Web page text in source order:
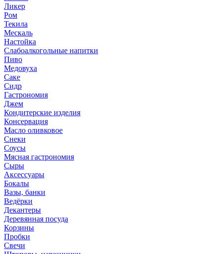
Ликер
Ром
Текила
Мескаль
Настойка
Слабоалкогольные напитки
Пиво
Медовуха
Саке
Сидр
Гастрономия
Джем
Кондитерские изделия
Консервация
Масло оливковое
Снеки
Соусы
Мясная гастрономия
Сыры
Аксессуары
Бокалы
Вазы, банки
Ведёрки
Декантеры
Деревянная посуда
Корзины
Пробки
Свечи